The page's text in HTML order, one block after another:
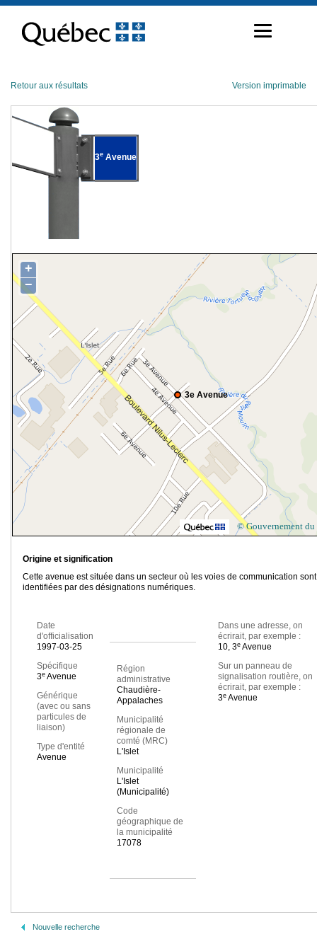
contenu
Retour aux résultats Version imprimable
3e Avenue
3e Avenue
+
−
© Gouvernement du
Origine et signification
Cette avenue est située dans un secteur où les voies de communication sont
identifiées par des désignations numériques.
Date
d'officialisation
1997-03-25
Spécifique
3e Avenue
Générique
(avec ou sans
particules de
liaison)
Type d'entité
Avenue
Région
administrative
Chaudière-
Appalaches
Municipalité
régionale de
comté (MRC)
L'Islet
Municipalité
L'Islet
(Municipalité)
Code
géographique de
la municipalité
17078
Dans une adresse, on
écrirait, par exemple :
10, 3eAvenue
Sur un panneau de
signalisation routière, on
écrirait, par exemple :
3eAvenue
Nouvelle recherche